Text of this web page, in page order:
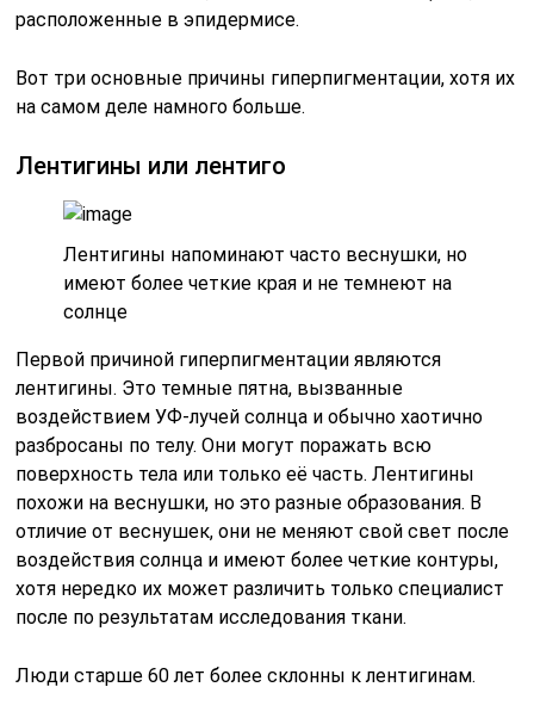
расположенные в эпидермисе.
Вот три основные причины гиперпигментации, хотя их
на самом деле намного больше.
Лентигины или лентиго
Лентигины напоминают часто веснушки, но
имеют более четкие края и не темнеют на
солнце
Первой причиной гиперпигментации являются
лентигины. Это темные пятна, вызванные
воздействием УФ-лучей солнца и обычно хаотично
разбросаны по телу. Они могут поражать всю
поверхность тела или только её часть. Лентигины
похожи на веснушки, но это разные образования. В
отличие от веснушек, они не меняют свой свет после
воздействия солнца и имеют более четкие контуры,
хотя нередко их может различить только специалист
после по результатам исследования ткани.
Люди старше 60 лет более склонны к лентигинам.